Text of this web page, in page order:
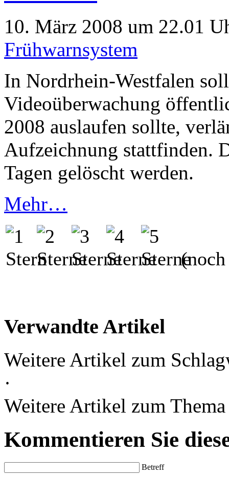
10. März 2008 um 22.01
Frühwarnsystem
In Nordrhein-Westfalen
Videoüberwachung
2008 auslaufen sollte,
Aufzeichnung stattfinden.
Tagen gelöscht werden.
Mehr…
(noch
Verwandte Artikel
Weitere Artikel zum
·
Weitere Artikel zum
Kommentieren Sie
Betreff